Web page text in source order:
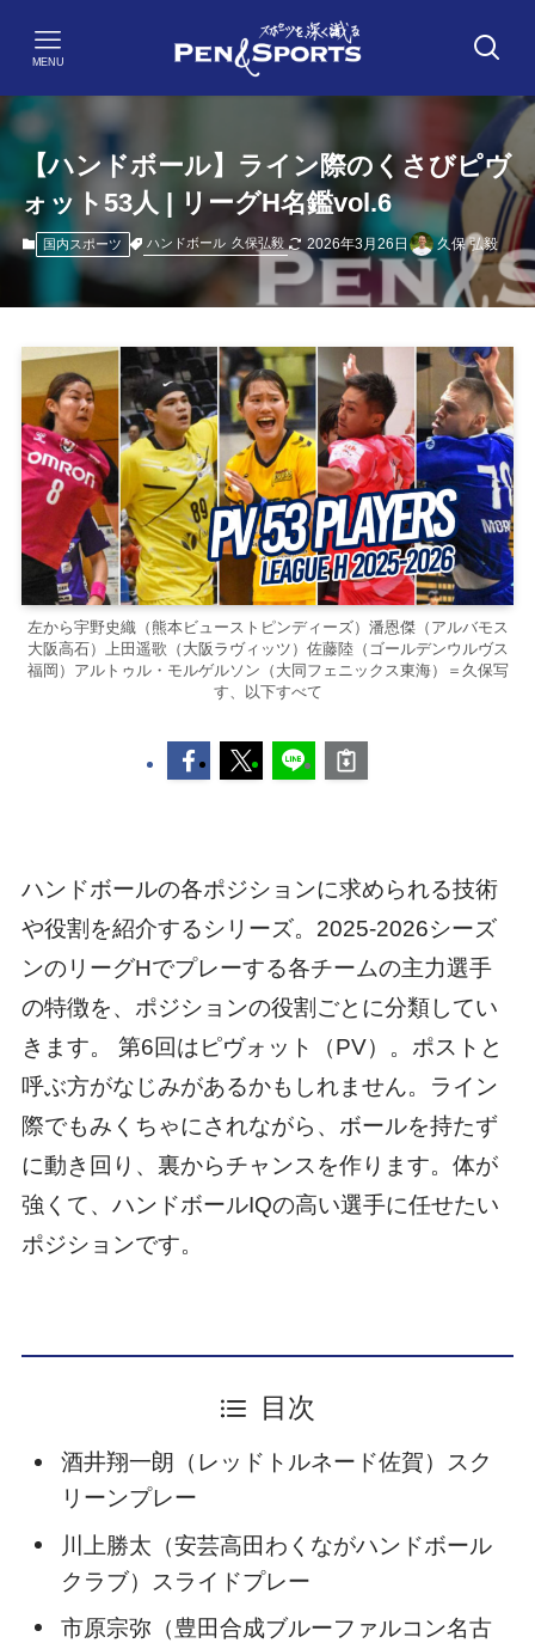
MENU
【ハンドボール】ライン際のくさびピヴ
ォット53人 | リーグH名鑑vol.6
国内スポーツ ハンドボール 久保弘毅 2026年3月26日 久保 弘毅
左から宇野史織（熊本ビューストピンディーズ）潘恩傑（アルバモス
大阪高石）上田遥歌（大阪ラヴィッツ）佐藤陸（ゴールデンウルヴス
福岡）アルトゥル・モルゲルソン（大同フェニックス東海）＝久保写
す、以下すべて
ハンドボールの各ポジションに求められる技術
や役割を紹介するシリーズ。2025-2026シーズ
ンのリーグHでプレーする各チームの主力選手
の特徴を、ポジションの役割ごとに分類してい
きます。 第6回はピヴォット（PV）。ポストと
呼ぶ方がなじみがあるかもしれません。ライン
際でもみくちゃにされながら、ボールを持たず
に動き回り、裏からチャンスを作ります。体が
強くて、ハンドボールIQの高い選手に任せたい
ポジションです。
目次
酒井翔一朗（レッドトルネード佐賀）スク
リーンプレー
川上勝太（安芸高田わくながハンドボール
クラブ）スライドプレー
市原宗弥（豊田合成ブルーファルコン名古